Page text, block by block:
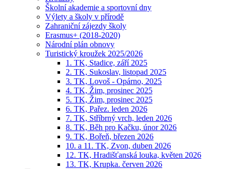
Školní akademie a sportovní dny
Výlety a školy v přírodě
Zahraniční zájezdy školy
Erasmus+ (2018-2020)
Národní plán obnovy
Turistický kroužek 2025/2026
1. TK, Stadice, září 2025
2. TK, Sukoslav, listopad 2025
3. TK, Lovoš - Opárno, 2025
4. TK, Žim, prosinec 2025
5. TK, Žim, prosinec 2025
6. TK, Pařez. leden 2026
7. TK, Stříbrný vrch, leden 2026
8. TK, Běh pro Kačku, únor 2026
9. TK, Bořeň, březen 2026
10. a 11. TK, Zvon, duben 2026
12. TK, Hradišťanská louka, květen 2026
13. TK, Krupka. červen 2026